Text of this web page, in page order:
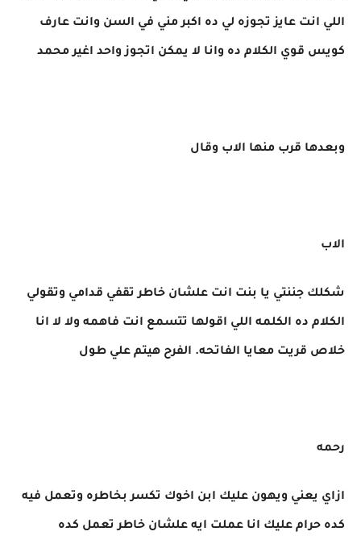
اللي انت عايز تجوزه لي ده اكبر مني في السن وانت عارف
كويس قوي الكلام ده وانا لا يمكن اتجوز واحد اغير محمد
وبعدها قرب منها الاب وقال
الاب
شكلك جننتي يا بنت انت علشان خاطر تقفي قدامي وتقولي
الكلام ده الكلمه اللي اقولها تتسمع انت فاهمه ولا لا انا
خلاص قريت معايا الفاتحه. الفرح هيتم علي طول
رحمه
ازاي يعني ويهون عليك ابن اخوك تكسر بخاطره وتعمل فيه
كده حرام عليك انا عملت ايه علشان خاطر تعمل كده